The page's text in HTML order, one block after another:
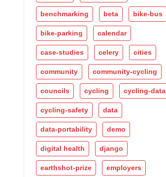
benchmarking beta bike-bus
bike-parking calendar
case-studies celery cities
community community-cycling
councils cycling cycling-data
cycling-safety data
data-portability demo
digital health django
earthshot-prize employers